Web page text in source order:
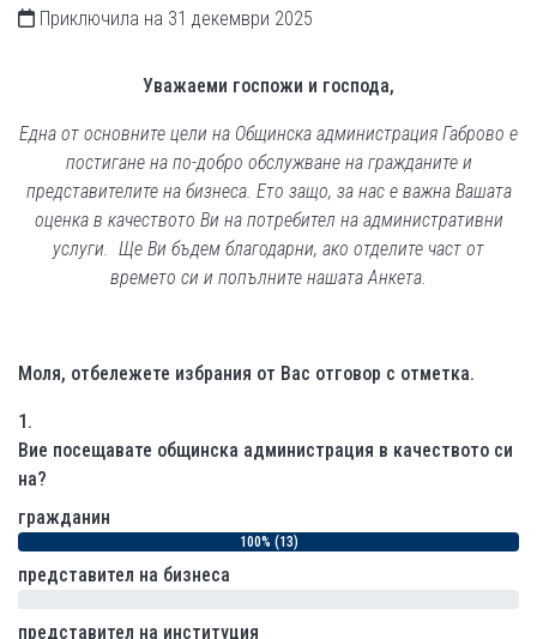
Приключила на 31 декември 2025
Уважаеми госпожи и господа,
Една от основните цели на Общинска администрация Габрово е
постигане на по-добро обслужване на гражданите и
представителите на бизнеса. Ето защо, за нас е важна Вашата
оценка в качеството Ви на потребител на административни
услуги. Ще Ви бъдем благодарни, ако отделите част от
времето си и попълните нашата Анкета.
Моля, отбележете избрания от Вас отговор с отметка.
1.
Вие посещавате общинска администрация в качеството си
на?
гражданин
100% (13)
представител на бизнеса
представител на институция